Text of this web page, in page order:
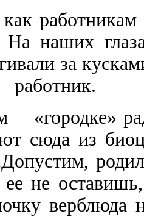
наших
за
сюда из
не
верблюда